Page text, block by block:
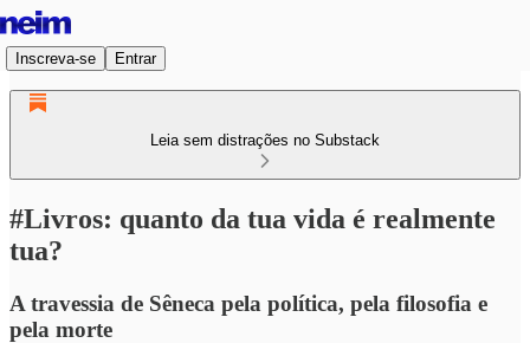
Inscreva-se Entrar
Leia sem distrações no Substack
#Livros: quanto da tua vida é realmente
tua?
A travessia de Sêneca pela política, pela filosofia e
pela morte